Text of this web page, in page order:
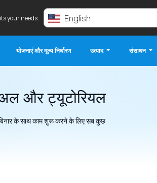
your needs. English
योजनाएं और मूल्य निर्धारण उत्पाद संसाधन
और ट्यूटोरियल
के साथ काम शुरू करने के लिए सब कुछ